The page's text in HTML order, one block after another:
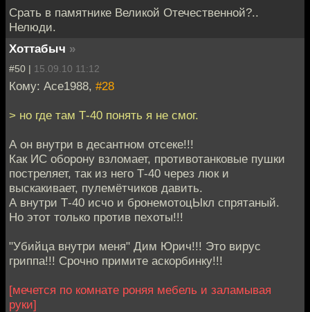
Срать в памятнике Великой Отечественной?..
Нелюди.
Хоттабыч »
#50 | 15.09.10 11:12
Кому: Ace1988, #28
> но где там Т-40 понять я не смог.
А он внутри в десантном отсеке!!!
Как ИС оборону взломает, противотанковые пушки
постреляет, так из него Т-40 через люк и
выскакивает, пулемётчиков давить.
А внутри Т-40 исчо и бронемотоцЫкл спрятаный.
Но этот только против пехоты!!!
"Убийца внутри меня" Дим Юрич!!! Это вирус
гриппа!!! Срочно примите аскорбинку!!!
[мечется по комнате роняя мебель и заламывая
руки]